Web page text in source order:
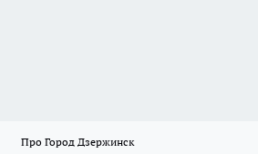
Про Город Дзержинск